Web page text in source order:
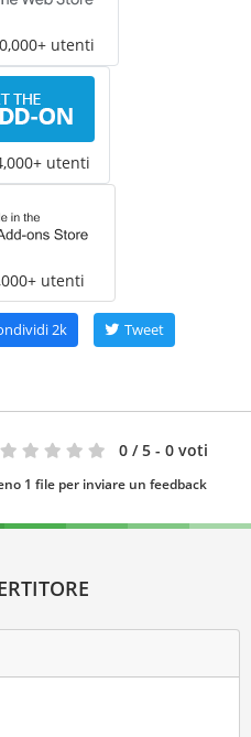
utenti
utenti
utenti
2k Tweet
0 / 5 - 0 voti
1 file per inviare un feedback